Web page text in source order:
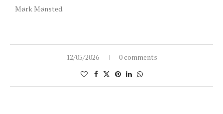
Mørk Mønsted.
12/05/2026 0 comments